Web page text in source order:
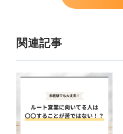
関連記事